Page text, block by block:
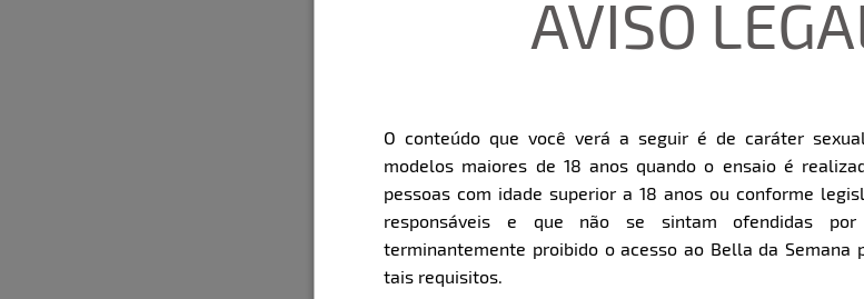
RestartRewind
10s
Play Forward
10sDownload
AVISO
O conteúdo que você verá a seguir é de caráter
modelos maiores de 18 anos quando o ensaio é
pessoas com idade superior a 18 anos ou conforme
responsáveis e que não se sintam ofendidas
terminantemente proibido o acesso ao Bella da Semana
tais requisitos.